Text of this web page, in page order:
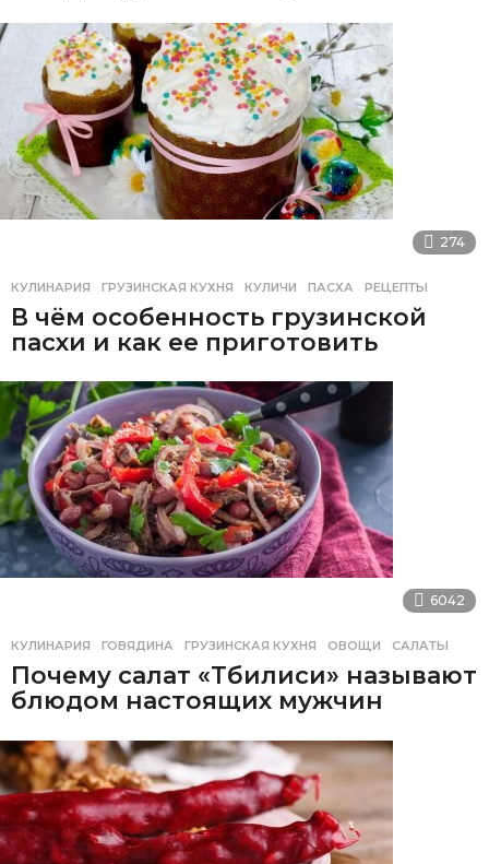
274
КУЛИНАРИЯ ГРУЗИНСКАЯ КУХНЯ ,КУЛИЧИ ,ПАСХА ,РЕЦЕПТЫ
В чём особенность грузинской
пасхи и как ее приготовить
6042
КУЛИНАРИЯ ГОВЯДИНА ,ГРУЗИНСКАЯ КУХНЯ ,ОВОЩИ ,САЛАТЫ
Почему салат «Тбилиси» называют
блюдом настоящих мужчин